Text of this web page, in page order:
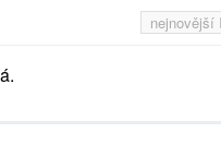
nejnovější